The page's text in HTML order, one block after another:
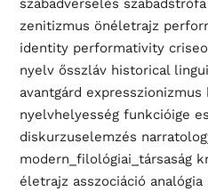
szabadverselés
zenitizmus önéletrajz
identity performativity
nyelv ősszláv historical
avantgárd
nyelvhelyesség funkcióige
diskurzuselemzés
modern_filológiai_társaság
életrajz asszociáció